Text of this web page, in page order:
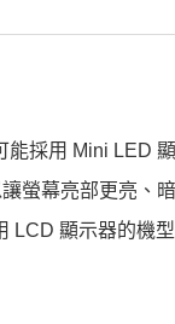
採用 Mini LED
螢幕亮部更亮、
LCD 顯示器的機